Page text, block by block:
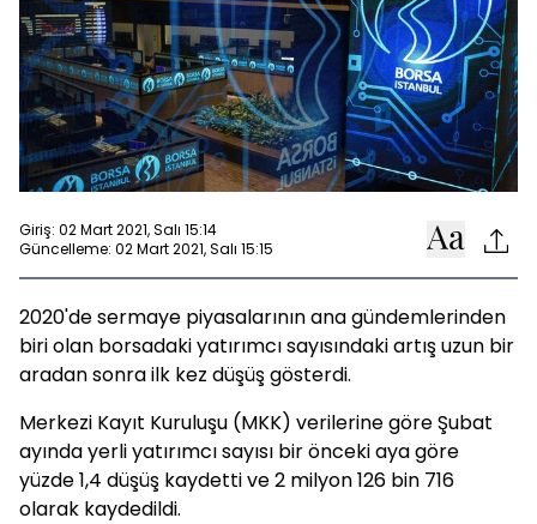
Giriş: 02 Mart 2021, Salı 15:14
Güncelleme: 02 Mart 2021, Salı 15:15
2020'de sermaye piyasalarının ana gündemlerinden
biri olan borsadaki yatırımcı sayısındaki artış uzun bir
aradan sonra ilk kez düşüş gösterdi.
Merkezi Kayıt Kuruluşu (MKK) verilerine göre Şubat
ayında yerli yatırımcı sayısı bir önceki aya göre
yüzde 1,4 düşüş kaydetti ve 2 milyon 126 bin 716
olarak kaydedildi.